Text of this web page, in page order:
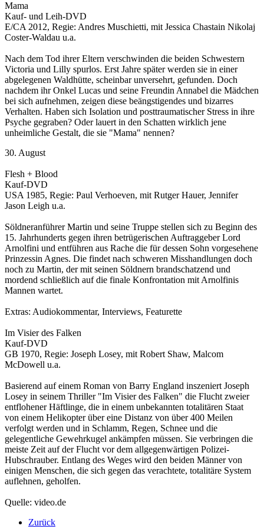
Mama
Kauf- und Leih-DVD
E/CA 2012, Regie: Andres Muschietti, mit Jessica Chastain Nikolaj
Coster-Waldau u.a.
Nach dem Tod ihrer Eltern verschwinden die beiden Schwestern
Victoria und Lilly spurlos. Erst Jahre später werden sie in einer
abgelegenen Waldhütte, scheinbar unversehrt, gefunden. Doch
nachdem ihr Onkel Lucas und seine Freundin Annabel die Mädchen
bei sich aufnehmen, zeigen diese beängstigendes und bizarres
Verhalten. Haben sich Isolation und posttraumatischer Stress in ihre
Psyche gegraben? Oder lauert in den Schatten wirklich jene
unheimliche Gestalt, die sie "Mama" nennen?
30. August
Flesh + Blood
Kauf-DVD
USA 1985, Regie: Paul Verhoeven, mit Rutger Hauer, Jennifer
Jason Leigh u.a.
Söldneranführer Martin und seine Truppe stellen sich zu Beginn des
15. Jahrhunderts gegen ihren betrügerischen Auftraggeber Lord
Arnolfini und entführen aus Rache die für dessen Sohn vorgesehene
Prinzessin Agnes. Die findet nach schweren Misshandlungen doch
noch zu Martin, der mit seinen Söldnern brandschatzend und
mordend schließlich auf die finale Konfrontation mit Arnolfinis
Mannen wartet.
Extras: Audiokommentar, Interviews, Featurette
Im Visier des Falken
Kauf-DVD
GB 1970, Regie: Joseph Losey, mit Robert Shaw, Malcom
McDowell u.a.
Basierend auf einem Roman von Barry England inszeniert Joseph
Losey in seinem Thriller "Im Visier des Falken" die Flucht zweier
entflohener Häftlinge, die in einem unbekannten totalitären Staat
von einem Helikopter über eine Distanz von über 400 Meilen
verfolgt werden und in Schlamm, Regen, Schnee und die
gelegentliche Gewehrkugel ankämpfen müssen. Sie verbringen die
meiste Zeit auf der Flucht vor dem allgegenwärtigen Polizei-
Hubschrauber. Entlang des Weges wird den beiden Männer von
einigen Menschen, die sich gegen das verachtete, totalitäre System
auflehnen, geholfen.
Quelle: video.de
Zurück